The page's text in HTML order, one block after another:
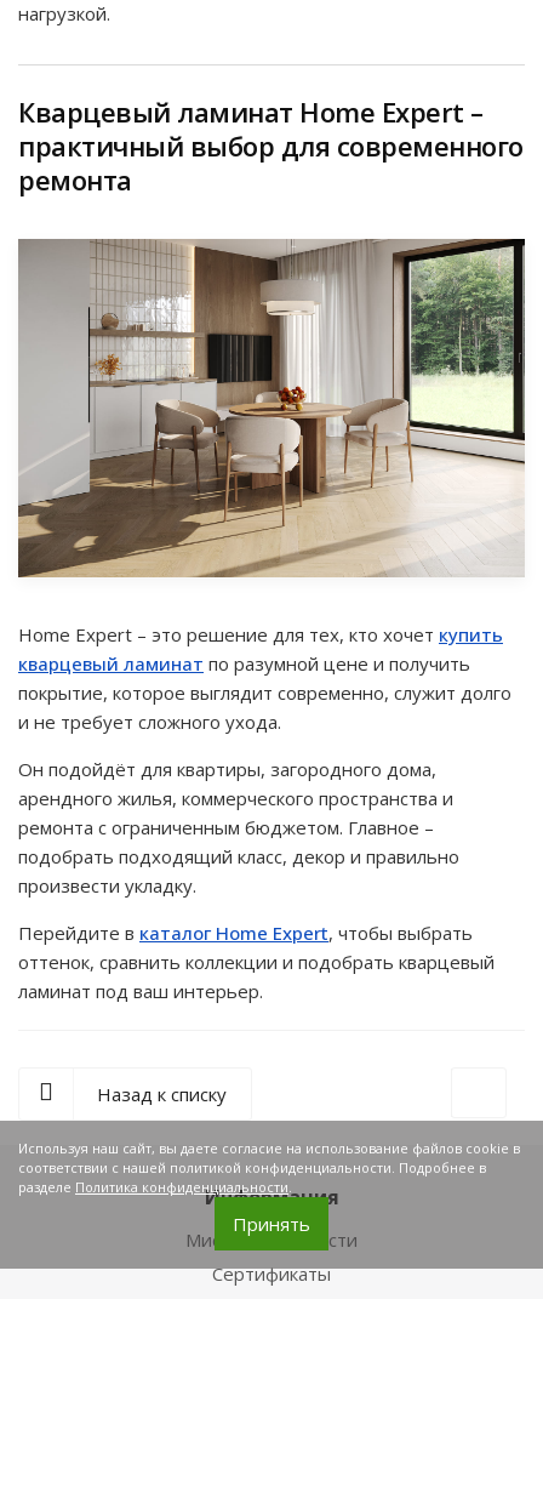
нагрузкой.
Кварцевый ламинат Home Expert –
практичный выбор для современного
ремонта
Home Expert – это решение для тех, кто хочет купить
кварцевый ламинат по разумной цене и получить
покрытие, которое выглядит современно, служит долго
и не требует сложного ухода.
Он подойдёт для квартиры, загородного дома,
арендного жилья, коммерческого пространства и
ремонта с ограниченным бюджетом. Главное –
подобрать подходящий класс, декор и правильно
произвести укладку.
Перейдите в каталог Home Expert, чтобы выбрать
оттенок, сравнить коллекции и подобрать кварцевый
ламинат под ваш интерьер.
Назад к списку
Информация
Миссия и Ценности
Сертификаты
Используя наш сайт, вы даете согласие на использование файлов cookie в
соответствии с нашей политикой конфиденциальности. Подробнее в
разделе Политика конфиденциальности.
Принять